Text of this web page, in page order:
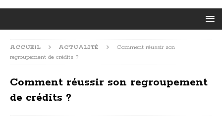
ACCUEIL ACTUALITÉ
Comment réussir son
regroupement de crédits ?
Comment réussir son regroupement
de crédits ?